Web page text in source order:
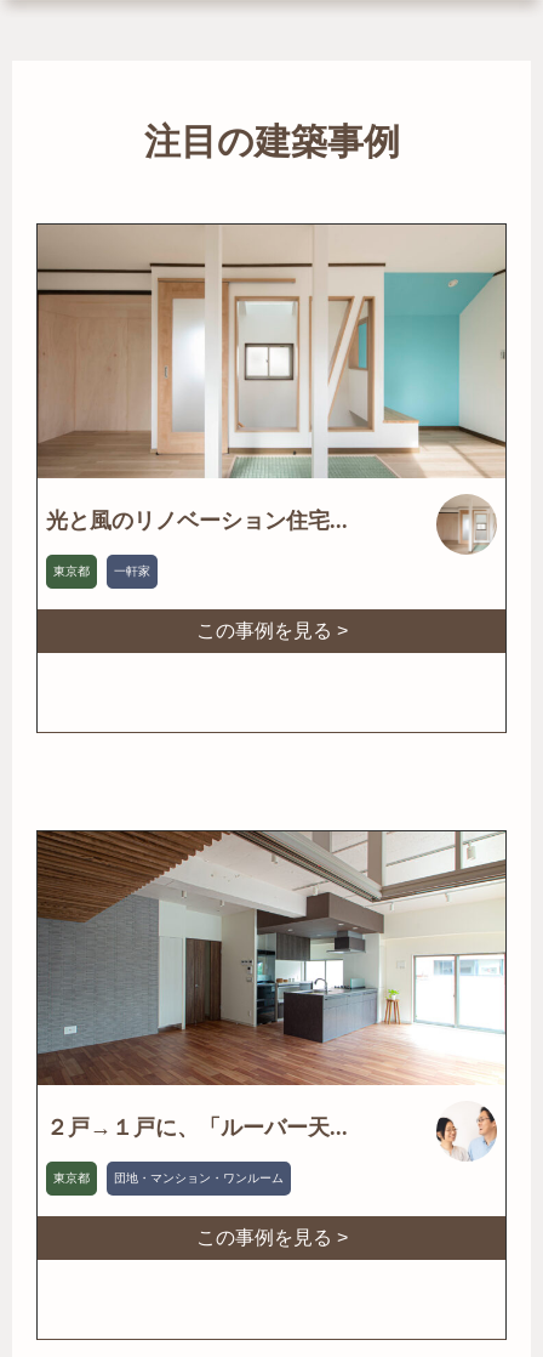
注目の建築事例
光と風のリノベーション住宅...
東京都 一軒家
この事例を見る >
２戸→１戸に、「ルーバー天...
東京都 団地・マンション・ワンルーム
この事例を見る >